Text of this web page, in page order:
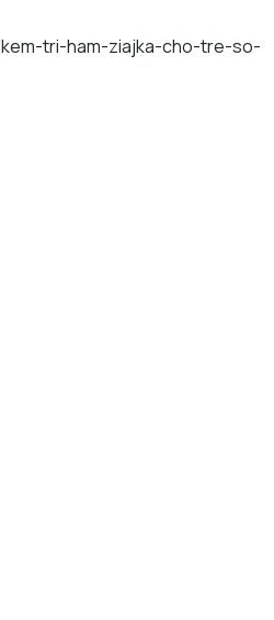
tri-ham-ziajka-cho-tre-so-